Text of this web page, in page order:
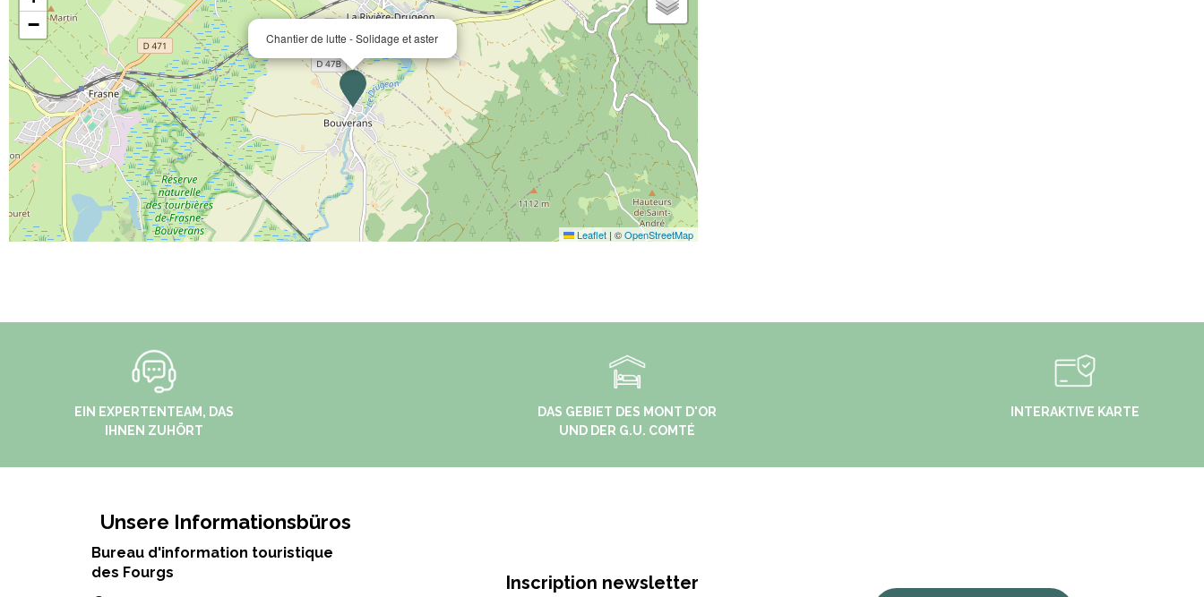
Chantier de lutte - Solidage et aster
−
Leaflet | ©OpenStreetMap
EIN EXPERTENTEAM, DAS
IHNEN ZUHÖRT
DAS GEBIET DES MONT D'OR
UND DER G.U. COMTÉ
INTERAKTIVE KARTE
Unsere Informationsbüros
Bureau d'information touristique
des Fourgs
Inscription newsletter